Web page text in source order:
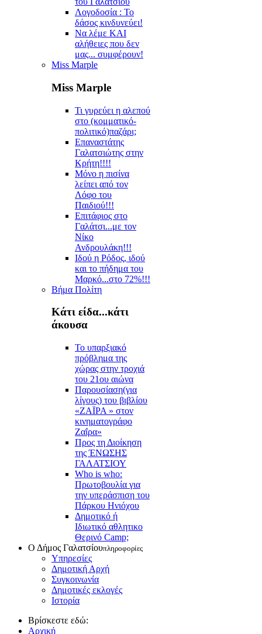
Λογοδοσία : Το
δάσος κινδυνεύει!
Να λέμε ΚΑΙ
αλήθειες που δεν
μας... συμφέρουν!
Miss Marple
Miss Marple
Τι γυρεύει η αλεπού
στο (κομματικό-
πολιτικό)παζάρι;
Επαναστάτης
Γαλατσιώτης στην
Κρήτη!!!!
Μόνο η πισίνα
λείπει από τον
Λόφο του
Παιδιού!!!
Επιτάφιος στο
Γαλάτσι...με τον
Νίκο
Ανδρουλάκη!!!
Ιδού η Ρόδος, ιδού
και το πήδημα του
Μαρκό...στο 72%!!!
Βήμα Πολίτη
Κάτι είδα...κάτι
άκουσα
Το υπαρξιακό
πρόβλημα της
χώρας στην τροχιά
του 21ου αιώνα
Παρουσίαση(για
λίγους) του βιβλίου
«ΖΑΪΡΑ » στον
κινηματογράφο
Ζαΐρα»
Προς τη Διοίκηση
της ΈΝΩΣΗΣ
ΓΑΛΑΤΣΙΟΥ
Who is who:
Πρωτοβουλία για
την υπεράσπιση του
Πάρκου Ηνιόχου
Δημοτικό ή
Ιδιωτικό αθλητικο
Θερινό Camp;
Ο Δήμος Γαλατσίουπληροφορίες
Υπηρεσίες
Δημοτική Αρχή
Συγκοινωνία
Δημοτικές εκλογές
Ιστορία
Βρίσκεστε εδώ:
Αρχική